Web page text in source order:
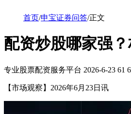
首页/申宝证券问答/正文
配资炒股哪家强
专业股票配资服务平台 2026-6-23 61
【市场观察】2026年6月23日讯